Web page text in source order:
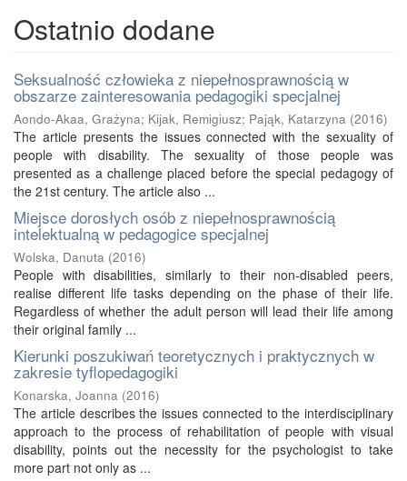
Ostatnio dodane
Seksualność człowieka z niepełnosprawnością w
obszarze zainteresowania pedagogiki specjalnej
Aondo-Akaa, Grażyna; Kijak, Remigiusz; Pająk, Katarzyna (2016)
The article presents the issues connected with the sexuality of
people with disability. The sexuality of those people was
presented as a challenge placed before the special pedagogy of
the 21st century. The article also ...
Miejsce dorosłych osób z niepełnosprawnością
intelektualną w pedagogice specjalnej
Wolska, Danuta (2016)
People with disabilities, similarly to their non-disabled peers,
realise different life tasks depending on the phase of their life.
Regardless of whether the adult person will lead their life among
their original family ...
Kierunki poszukiwań teoretycznych i praktycznych w
zakresie tyflopedagogiki
Konarska, Joanna (2016)
The article describes the issues connected to the interdisciplinary
approach to the process of rehabilitation of people with visual
disability, points out the necessity for the psychologist to take
more part not only as ...